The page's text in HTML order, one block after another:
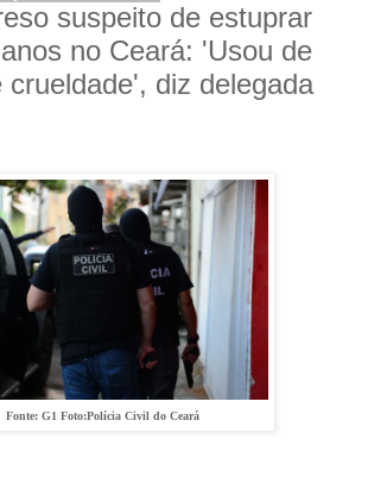
suspeito de estuprar
no Ceará: 'Usou de
crueldade', diz delegada
Fonte: G1 Foto:Polícia Civil do Ceará